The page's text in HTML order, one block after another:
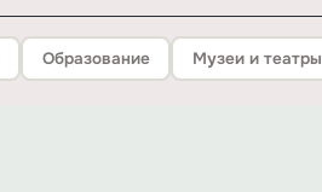
Образование Музеи и театры